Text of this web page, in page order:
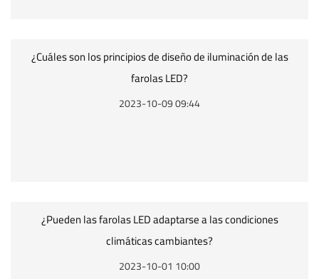
¿Cuáles son los principios de diseño de iluminación de las
farolas LED?
2023-10-09 09:44
¿Pueden las farolas LED adaptarse a las condiciones
climáticas cambiantes?
2023-10-01 10:00